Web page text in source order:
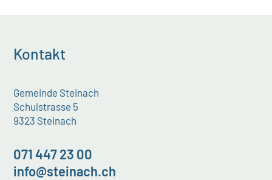
Kontakt
Gemeinde Steinach
Schulstrasse 5
9323 Steinach
071 447 23 00
info@steinach.ch